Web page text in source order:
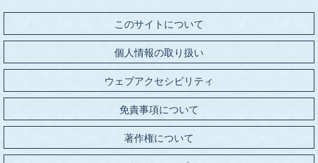
このサイトについて
個人情報の取り扱い
ウェブアクセシビリティ
免責事項について
著作権について